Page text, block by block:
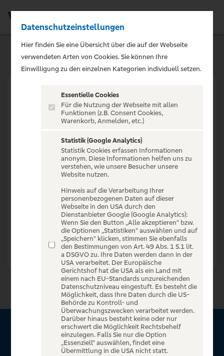
VERANSTALTUNG NICHT
GEFUNDEN
Zur Startseite
Über VR Entertain
Datenschutzeinstellungen
Hier finden Sie eine Übersicht über die auf der Webseite
verwendeten Arten von Cookies. Sie können Ihre
Einwilligung zu den einzelnen Kategorien individuell setzen.
Essentielle Cookies
Für die Nutzung der Webseite mit allen
Funktionen (z.B. Consent Cookies,
Warenkorb, Anmelden, etc.)
Statistik (Google Analytics)
Statistik Cookies erfassen Informationen
anonym. Diese Informationen helfen uns zu
verstehen, wie unsere Besucher unsere
Website nutzen.
Hinweis auf die Verarbeitung Ihrer
personenbezogenen Daten auf dieser
Webseite in den USA durch den
Dienstanbieter Google (Google Analytics):
Wenn Sie den Button „Alle akzeptieren“ bzw.
die Optionen „Statistiken“ auswählen und auf
„Speichern“ klicken, stimmen Sie ebenfalls
den Bestimmungen von Art. 49 Abs. 1 S.1 lit.
a DSGVO zu. Ihre Daten werden dann in der
USA verarbeitet. Der Europäische
Gerichtshof hat die USA als ein Land mit
einem nach EU-Standards unzureichenden
Datenschutzniveau eingestuft. Es besteht die
Möglichkeit, dass Ihre Daten durch die US-
Behörde zu Kontroll- und
Überwachungszwecken verarbeitet werden.
Darüber hinaus besteht keine oder nur
erschwert die Möglichkeit Rechtsbehelf
einzulegen. Falls Sie nur die Option
„Essenziell“ auswählen, findet eine
Übermittlung in die USA nicht statt.